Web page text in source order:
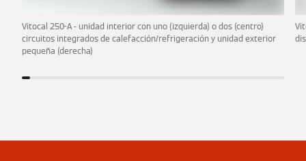
Vitocal 250-A - unidad interior con uno (izquierda) o dos (centro)
circuitos integrados de calefacción/refrigeración y unidad exterior
pequeña (derecha)